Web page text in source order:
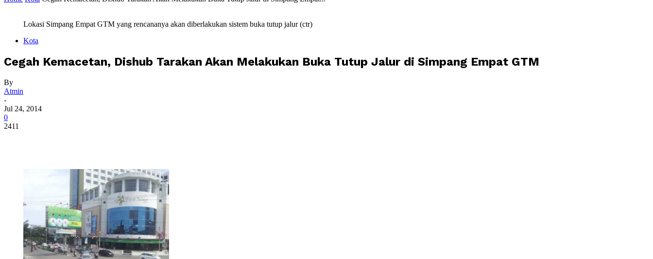
Lokasi Simpang Empat GTM yang rencananya akan diberlakukan sistem buka tutup jalur (ctr)
Kota
Cegah Kemacetan, Dishub Tarakan Akan Melakukan Buka Tutup Jalur di Simpang Empat GTM
By
Atmin
-
Jul 24, 2014
0
2411